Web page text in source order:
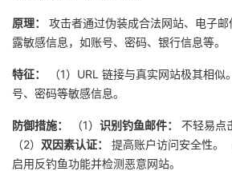
原理：
攻击者通过伪装成合法网站、电子
露敏感信息，如账号、密码、银行信息等。
特征： （1）URL 链接与真实网站极其相似
号、密码等敏感信息。
防御措施： （1） 识别钓鱼邮件：
不轻易点
（2） 双因素认证： 提高账户访问安全性。
启用反钓鱼功能并检测恶意网站。